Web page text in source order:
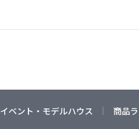
イベント・モデルハウス 商品